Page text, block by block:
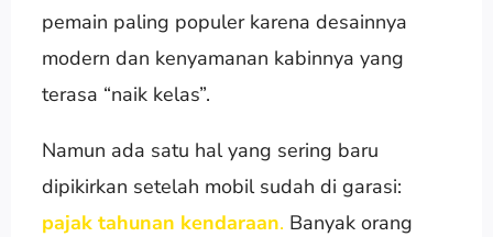
pemain paling populer karena desainnya
modern dan kenyamanan kabinnya yang
terasa “naik kelas”.
Namun ada satu hal yang sering baru
dipikirkan setelah mobil sudah di garasi:
pajak tahunan kendaraan. Banyak orang